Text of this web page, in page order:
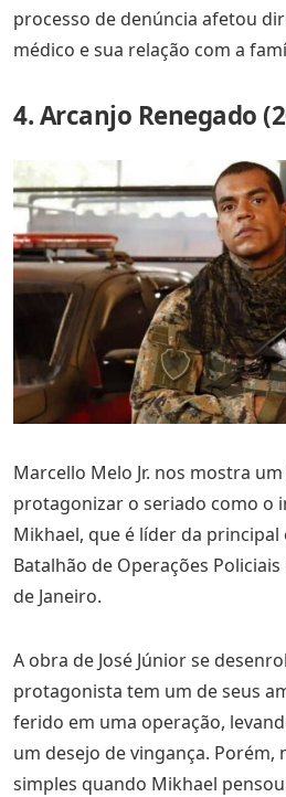
processo de denúncia afetou
médico e sua relação com a
4. Arcanjo Renegado
Marcello Melo Jr. nos mostra
protagonizar o seriado como o
Mikhael, que é líder da principal
Batalhão de Operações Policiais
de Janeiro.
A obra de José Júnior se
protagonista tem um de seus
ferido em uma operação,
um desejo de vingança. Porém,
simples quando Mikhael pensou